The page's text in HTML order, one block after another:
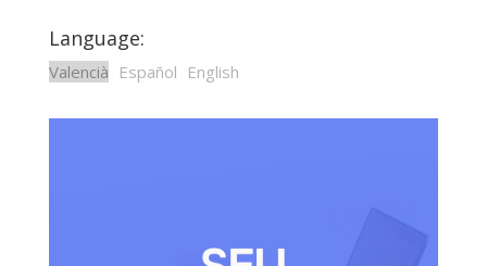
Language:
Valencià Español English